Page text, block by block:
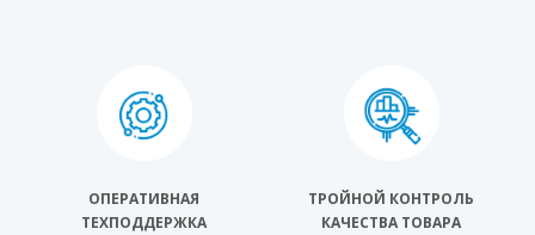
ОПЕРАТИВНАЯ
ТЕХПОДДЕРЖКА
ТРОЙНОЙ КОНТРОЛЬ
КАЧЕСТВА ТОВАРА